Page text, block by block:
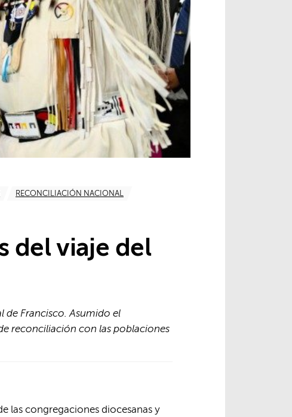
RECONCILIACIÓN NACIONAL
del viaje del
de Francisco. Asumido el
reconciliación con las poblaciones
las congregaciones diocesanas y